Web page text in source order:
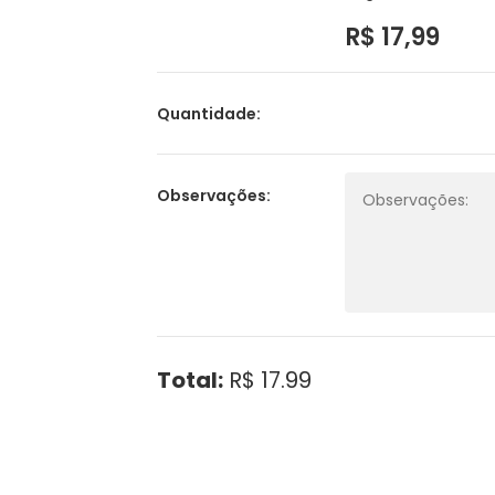
R$ 17,99
Quantidade:
Observações:
Total:R$ 17.99